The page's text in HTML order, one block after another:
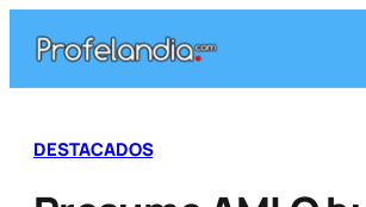
contenido
DESTACADOS